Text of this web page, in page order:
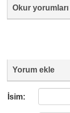
Okur yorumları
Yorum ekle
İsim: